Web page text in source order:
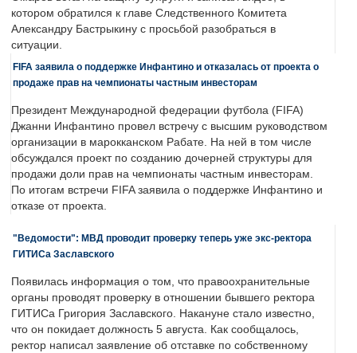
котором обратился к главе Следственного Комитета
Александру Бастрыкину с просьбой разобраться в
ситуации.
FIFA заявила о поддержке Инфантино и отказалась от проекта о
продаже прав на чемпионаты частным инвесторам
Президент Международной федерации футбола (FIFA)
Джанни Инфантино провел встречу с высшим руководством
организации в марокканском Рабате. На ней в том числе
обсуждался проект по созданию дочерней структуры для
продажи доли прав на чемпионаты частным инвесторам.
По итогам встречи FIFA заявила о поддержке Инфантино и
отказе от проекта.
"Ведомости": МВД проводит проверку теперь уже экс-ректора
ГИТИСа Заславского
Появилась информация о том, что правоохранительные
органы проводят проверку в отношении бывшего ректора
ГИТИСа Григория Заславского. Накануне стало известно,
что он покидает должность 5 августа. Как сообщалось,
ректор написал заявление об отставке по собственному